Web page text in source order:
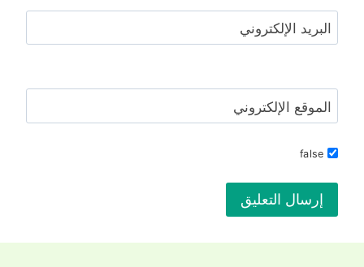
البريد الإلكتروني
الموقع الإلكتروني
false